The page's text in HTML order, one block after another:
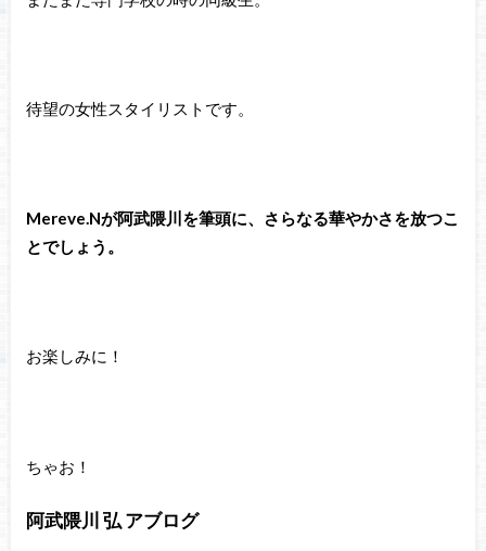
待望の女性スタイリストです。
Mereve.Nが阿武隈川を筆頭に、さらなる華やかさを放つこ
とでしょう。
お楽しみに！
ちゃお！
阿武隈川 弘 アブログ